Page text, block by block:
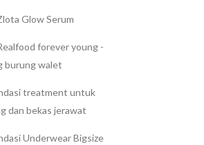
Glow Serum
forever young -
burung walet
treatment untuk
dan bekas jerawat
Underwear Bigsize